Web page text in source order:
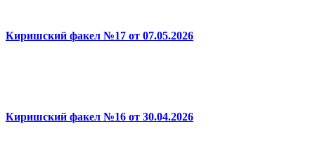
Киришский факел №17 от 07.05.2026
Киришский факел №16 от 30.04.2026